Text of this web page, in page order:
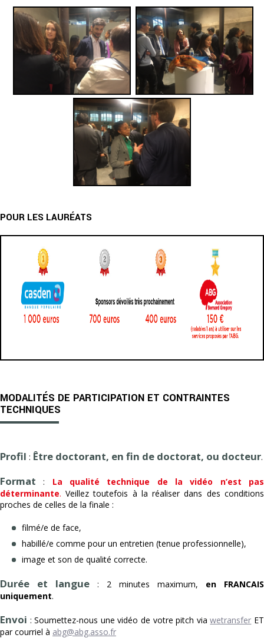
POUR LES LAURÉATS
MODALITÉS DE PARTICIPATION ET CONTRAINTES
TECHNIQUES
Profil : Être doctorant, en fin de doctorat, ou docteur.
Format : La qualité technique de la vidéo n’est pas
déterminante. Veillez toutefois à la réaliser dans des conditions
proches de celles de la finale :
filmé/e de face,
habillé/e comme pour un entretien (tenue professionnelle),
image et son de qualité correcte.
Durée et langue : 2 minutes maximum, en FRANCAIS
uniquement.
Envoi : Soumettez-nous une vidéo de votre pitch viawetransfer ET
par courriel à abg@abg.asso.fr